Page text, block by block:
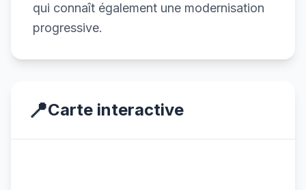
qui connaît également une modernisation
progressive.
📍Carte interactive